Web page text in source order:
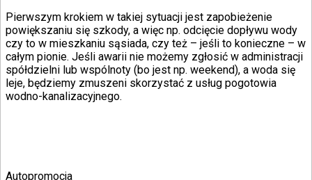
Pierwszym krokiem w takiej sytuacji jest zapobieżenie
powiększaniu się szkody, a więc np. odcięcie dopływu wody
czy to w mieszkaniu sąsiada, czy też – jeśli to konieczne – w
całym pionie. Jeśli awarii nie możemy zgłosić w administracji
spółdzielni lub wspólnoty (bo jest np. weekend), a woda się
leje, będziemy zmuszeni skorzystać z usług pogotowia
wodno-kanalizacyjnego.
Autopromocja